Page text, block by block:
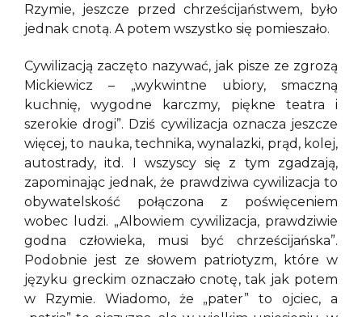
Rzymie, jeszcze przed chrześcijaństwem, było
jednak cnotą. A potem wszystko się pomieszało.
Cywilizacją zaczęto nazywać, jak pisze ze zgrozą
Mickiewicz – „wykwintne ubiory, smaczną
kuchnię, wygodne karczmy, piękne teatra i
szerokie drogi”. Dziś cywilizacja oznacza jeszcze
więcej, to nauka, technika, wynalazki, prąd, kolej,
autostrady, itd. I wszyscy się z tym zgadzają,
zapominając jednak, że prawdziwa cywilizacja to
obywatelskość połączona z poświęceniem
wobec ludzi. „Albowiem cywilizacja, prawdziwie
godna człowieka, musi być chrześcijańska”.
Podobnie jest ze słowem patriotyzm, które w
języku greckim oznaczało cnotę, tak jak potem
w Rzymie. Wiadomo, że „pater” to ojciec, a